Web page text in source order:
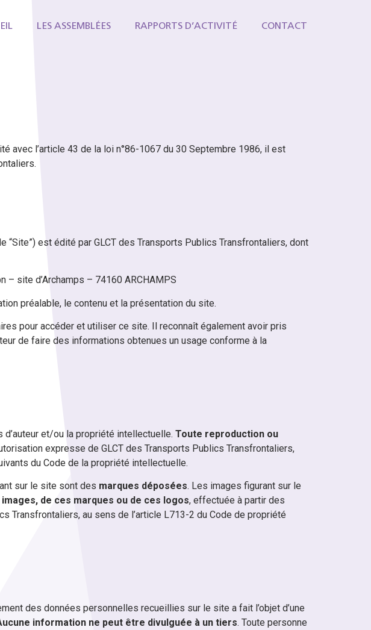
LES ASSEMBLÉES RAPPORTS D’ACTIVITÉ CONTACT
avec l’article 43 de la loi n°86-1067 du 30 Septembre 1986, il est
est édité par GLCT des Transports Publics Transfrontaliers, dont
– site d’Archamps – 74160 ARCHAMPS
préalable, le contenu et la présentation du site.
pour accéder et utiliser ce site. Il reconnaît également avoir pris
de faire des informations obtenues un usage conforme à la
et/ou la propriété intellectuelle. Toute reproduction ou
expresse de GLCT des Transports Publics Transfrontaliers,
du Code de la propriété intellectuelle.
sur le site sont des marques déposées. Les images figurant sur le
de ces marques ou de ces logos, effectuée à partir des
Transfrontaliers, au sens de l’article L713-2 du Code de propriété
des données personnelles recueillies sur le site a fait l’objet d’une
information ne peut être divulguée à un tiers. Toute personne